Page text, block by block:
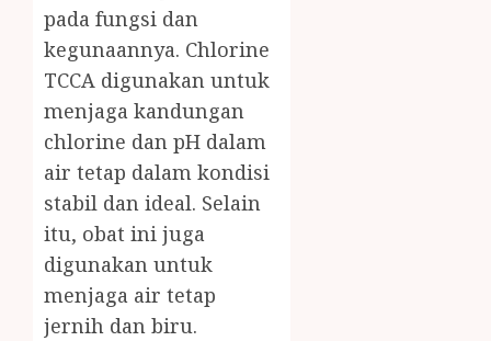
pada fungsi dan
kegunaannya. Chlorine
TCCA digunakan untuk
menjaga kandungan
chlorine dan pH dalam
air tetap dalam kondisi
stabil dan ideal. Selain
itu, obat ini juga
digunakan untuk
menjaga air tetap
jernih dan biru.